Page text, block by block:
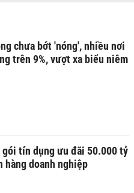
chưa bớt 'nóng', nhiều nơi
trên 9%, vượt xa biểu niêm
gói tín dụng ưu đãi 50.000 tỷ
hàng doanh nghiệp